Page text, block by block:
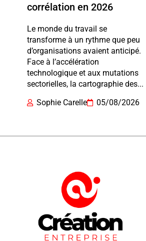
corrélation en 2026
Le monde du travail se
transforme à un rythme que peu
d’organisations avaient anticipé.
Face à l’accélération
technologique et aux mutations
sectorielles, la cartographie des...
Sophie Carelle
05/08/2026